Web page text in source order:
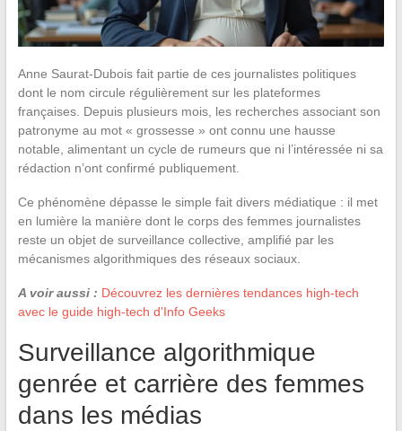
Anne Saurat-Dubois fait partie de ces journalistes politiques
dont le nom circule régulièrement sur les plateformes
françaises. Depuis plusieurs mois, les recherches associant son
patronyme au mot « grossesse » ont connu une hausse
notable, alimentant un cycle de rumeurs que ni l’intéressée ni sa
rédaction n’ont confirmé publiquement.
Ce phénomène dépasse le simple fait divers médiatique : il met
en lumière la manière dont le corps des femmes journalistes
reste un objet de surveillance collective, amplifié par les
mécanismes algorithmiques des réseaux sociaux.
A voir aussi : Découvrez les dernières tendances high-tech
avec le guide high-tech d'Info Geeks
Surveillance algorithmique
genrée et carrière des femmes
dans les médias